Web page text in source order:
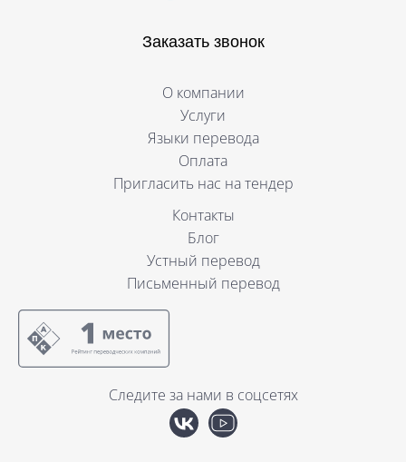
Заказать звонок
О компании
Услуги
Языки перевода
Оплата
Пригласить нас на тендер
Контакты
Блог
Устный перевод
Письменный перевод
Следите за нами в соцсетях